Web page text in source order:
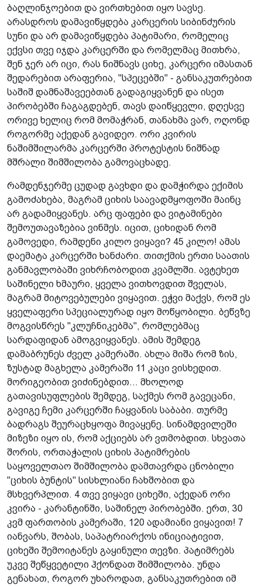
ბაღლინჯოებით და ვირთხებით იყო სავსე.
არასდროს დამავიწყდება კარცერის სიბინძურის
სუნი და არ დამავიწყდება პატიმარი, რომელიც
ექვსი თვე იჯდა კარცერში და რომელმაც მითხრა,
შენ ჯერ არ იცი, რას ნიშნავს ციხე, კარცერი იმასთან
შედარებით არაფერია, "სპეცებში" - განსაკუთრებით
საშიშ დამნაშავეებთან გადაგიყვანენ და ისეთ
პირობებში ჩაგაგდებენ, თავს დაიწყევლი, დღესვე
ორივე ხელიც რომ მომაჭრან, თანახმა ვარ, ოღონდ
როგორმე აქედან გავიდეო. ორი კვირის
ნაშიმშილარმა კარცერში პროტესტის ნიშნად
მშრალი შიმშილობა გამოვაცხადე.
რამდენჯერმე ცუდად გავხდი და დამჭირდა ექიმის
გამოძახება, მაგრამ ციხის საავადმყოფოში მაინც
არ გადამიყვანეს. არც ფაფები და ვიტამინები
შემოუთავაზებია ვინმეს. იცით, ციხიდან რომ
გამოვედი, რამდენი კილო ვიყავი? 45 კილო! ამას
დაემატა კარცერში ხანძარი. თითქმის ერთი საათის
განმავლობაში ვიხრჩობოდით კვამლში. ავტეხეთ
საშინელი ხმაური, ყველა ვითხოვდით შველას,
მაგრამ მიტოვებულები ვიყავით. ეჭვი მაქვს, რომ ეს
ყველაფერი სპეციალურად იყო მოწყობილი. ბეწვზე
მოგვისწრეს "კლუჩნიკებმა", რომლებმაც
სარდაფიდან ამოგვიყვანეს. ამის შემდეგ
დამაბრუნეს ძველ კამერაში. ახლა მიშა რომ ზის,
ზუსტად მაგხელა კამერაში 11 კაცი ვისხედით.
მორიგეობით ვიძინებდით... მხოლოდ
გათავისუფლების შემდეგ, საქმეს რომ გავეცანი,
გავიგე ჩემი კარცერში ჩაყვანის საბაბი. თურმე
ბადრაგს შეურაცხყოფა მივაყენე. სინამდვილეში
მიზეზი იყო ის, რომ აქციებს არ ვთმობდით. სხვათა
შორის, ორთაჭალის ციხის პატიმრების
საყოველთაო შიმშილობა დამთავრდა ცნობილი
"ციხის ბუნტის" სისხლიანი ჩახშობით და
მსხვერპლით. 4 თვე ვიყავი ციხეში, აქედან ორი
კვირა - კარანტინში, საშინელ პირობებში. ერთ, 30
კვმ ფართობის კამერაში, 120 ადამიანი ვიყავით! 7
იანვარს, შობას, საპატრიარქოს ინიციატივით,
ციხეში შემოიტანეს გაყინული თევზი. პატიმრებს
უკვე შეწყვეტილი ჰქონდათ შიმშილობა. უნდა
გენახათ, როგორ უხაროდათ, განსაკუთრებით იმ